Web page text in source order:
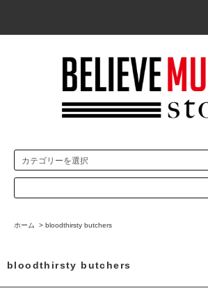
ホーム > bloodthirsty butchers
bloodthirsty butchers